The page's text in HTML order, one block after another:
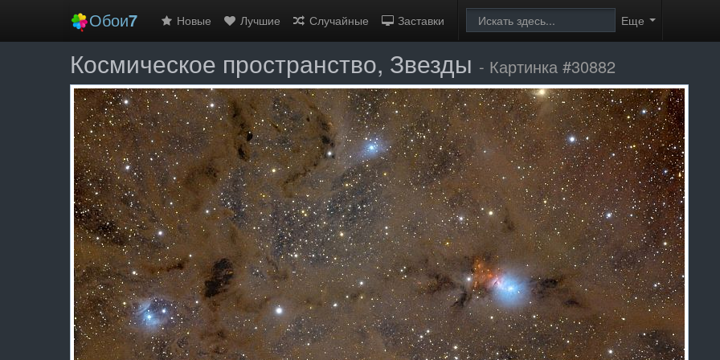
Обои7 Новые Лучшие Случайные Заставки Еще
Космическое пространство, Звезды - Картинка #30882